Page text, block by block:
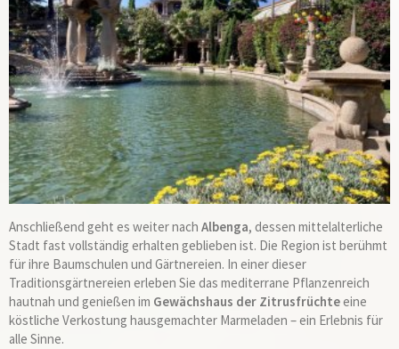
Anschließend geht es weiter nach Albenga, dessen mittelalterliche
Stadt fast vollständig erhalten geblieben ist. Die Region ist berühmt
für ihre Baumschulen und Gärtnereien. In einer dieser
Traditionsgärtnereien erleben Sie das mediterrane Pflanzenreich
hautnah und genießen im Gewächshaus der Zitrusfrüchteeine
köstliche Verkostung hausgemachter Marmeladen – ein Erlebnis für
alle Sinne.